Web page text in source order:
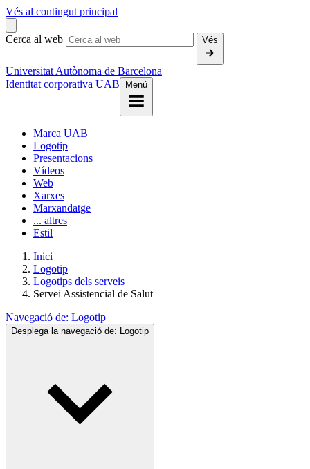
Vés al contingut principal
Cerca al web Vés
Universitat Autònoma de Barcelona
Identitat corporativa UAB
Menú
Marca UAB
Logotip
Presentacions
Vídeos
Web
Xarxes
Marxandatge
... altres
Estil
Inici
Logotip
Logotips dels serveis
Servei Assistencial de Salut
Navegació de: Logotip
Desplega la navegació de: Logotip